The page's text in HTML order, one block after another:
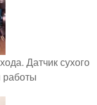
Датчик сухого
работы